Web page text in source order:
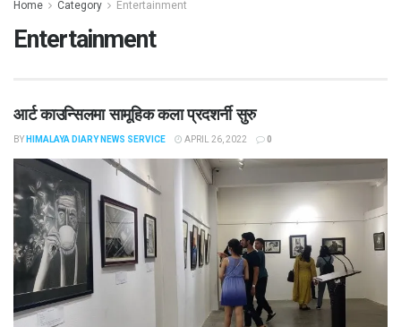
Home Category Entertainment
Entertainment
आर्ट काउन्सिलमा सामूहिक कला प्रदशर्नी सुरु
BY HIMALAYA DIARY NEWS SERVICE APRIL 26, 2022 0